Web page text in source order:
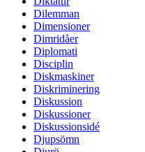
Dilemman
Dimensioner
Dimridåer
Diplomati
Disciplin
Diskmaskiner
Diskriminering
Diskussion
Diskussioner
Diskussionsidé
Djupsömn